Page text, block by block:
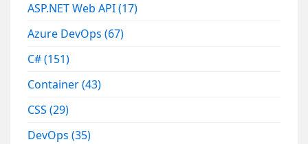
ASP.NET Web API(17)
Azure DevOps(67)
C#(151)
Container(43)
CSS(29)
DevOps(35)